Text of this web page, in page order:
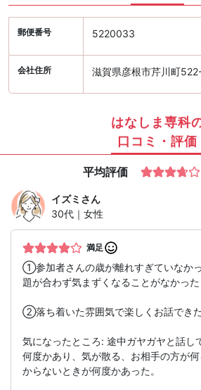
郵便番号 5220033
会社住所 滋賀県彦根市芹川町
はなしま専科
口コミ・評価
平均評価
イズミ さん
30代｜女性
満足
①参加者さんの歳が離れすぎていなか
題が合わず気まずくなることがなかった
②落ち着いた雰囲気で楽しくお話できた
気になったところ: 途中ガヤガヤと話し
何度かあり、気が散る、お相手の方が
からないときが何度かあった。